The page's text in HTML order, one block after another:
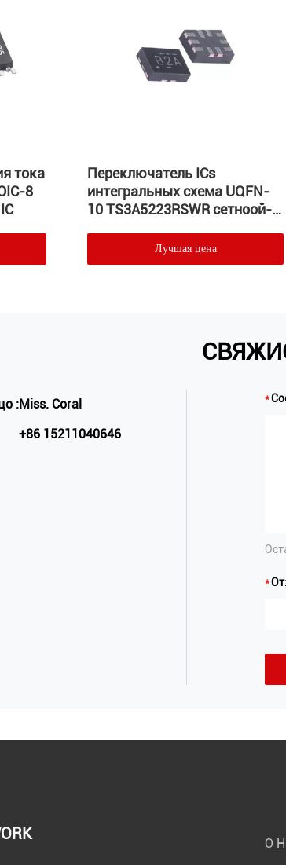
тока
8
Переключатель ICs
интегральных схема UQFN-
10 TS3A5223RSWR сетноой-
Лучшая цена
:Miss. Coral
+86 15211040646
От:
О